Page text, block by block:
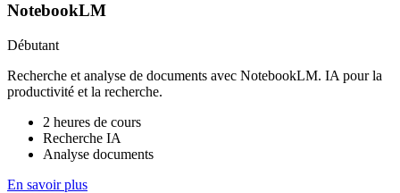
NotebookLM
Débutant
Recherche et analyse de documents avec NotebookLM. IA pour la
productivité et la recherche.
2 heures de cours
Recherche IA
Analyse documents
En savoir plus